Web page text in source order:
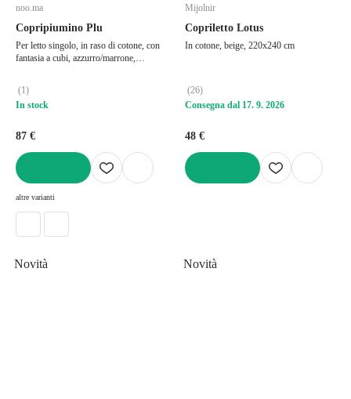
noo.ma
Copripiumino Plu
Per letto singolo, in raso di cotone, con
fantasia a cubi, azzurro/marrone,
(1)
In stock
87 €
altre varianti
Mijolnir
Copriletto Lotus
In cotone, beige, 220x240 cm
(26)
Consegna dal 17. 9. 2026
48 €
Novità Novità